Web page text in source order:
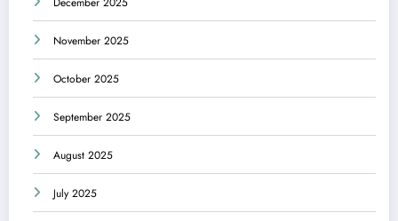
November 2025
October 2025
September 2025
August 2025
July 2025